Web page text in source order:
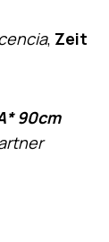
, Zeit
90cm